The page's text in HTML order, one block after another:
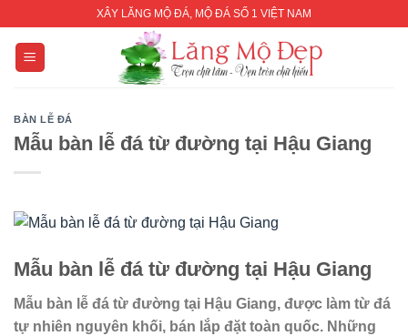
content
XÂY LĂNG MỘ ĐÁ, MỘ ĐÁ SỐ 1 VIỆT NAM
BÀN LỄ ĐÁ
Mẫu bàn lễ đá từ đường tại Hậu Giang
Mẫu bàn lễ đá từ đường tại Hậu Giang
Mẫu bàn lễ đá từ đường tại Hậu Giang, được làm từ đá
tự nhiên nguyên khối, bán lắp đặt toàn quốc. Những